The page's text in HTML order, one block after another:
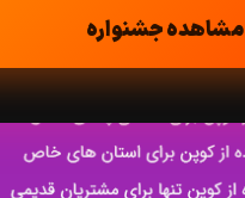
مشاهده جشنواره